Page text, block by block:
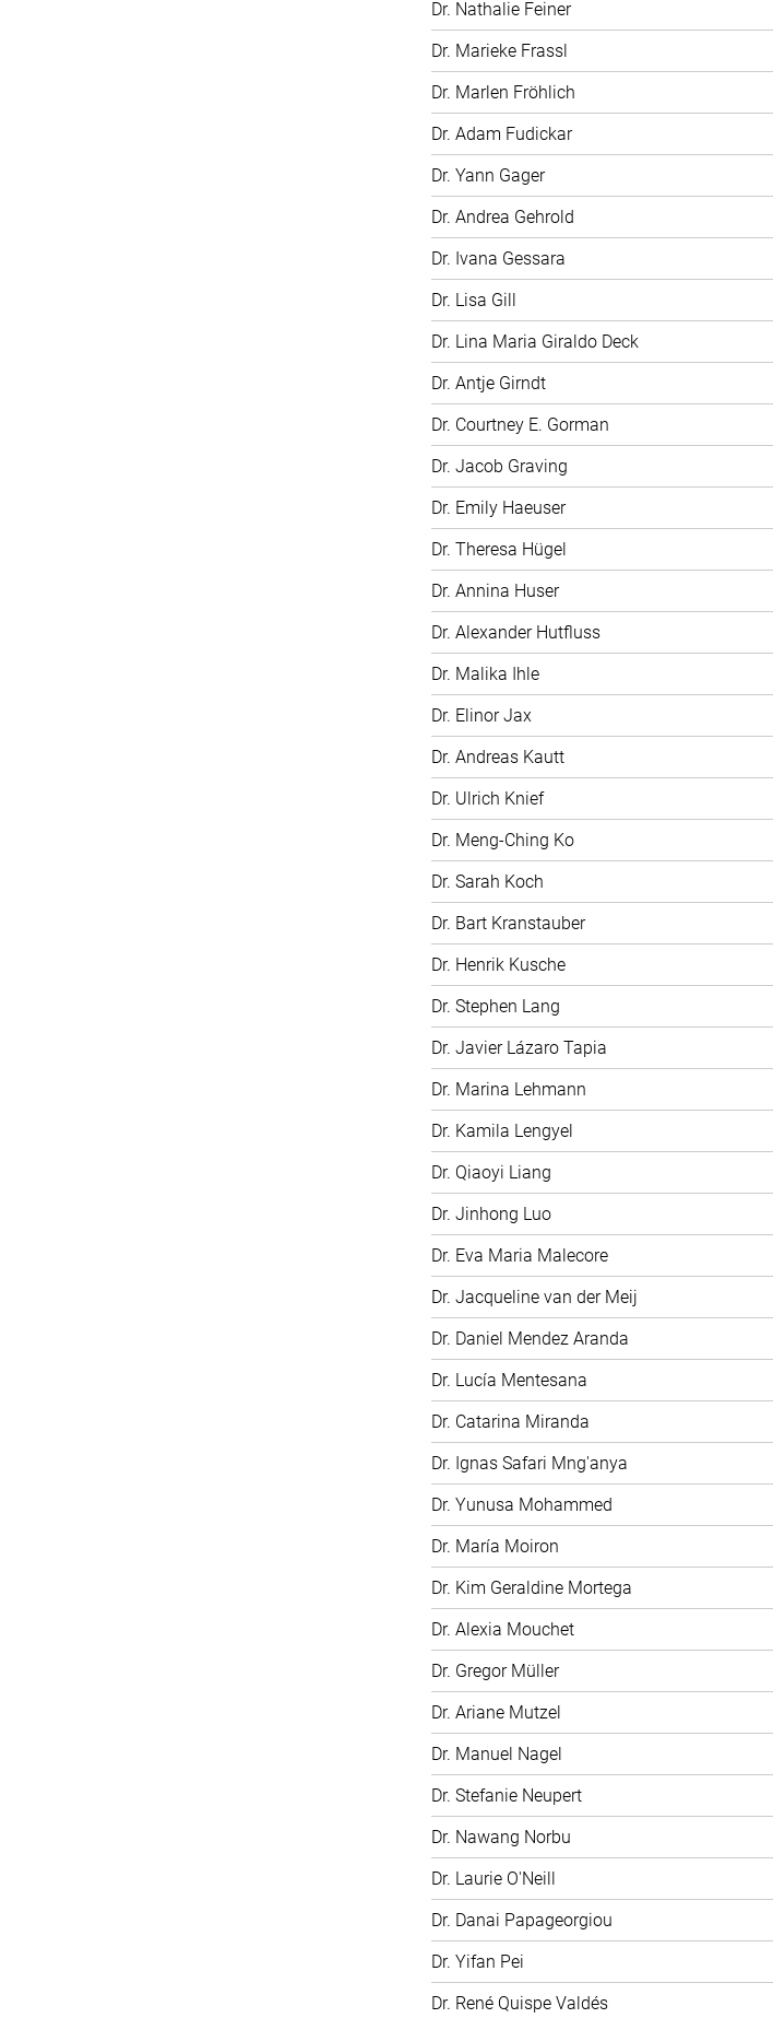
Dr. Nathalie Feiner
Dr. Marieke Frassl
Dr. Marlen Fröhlich
Dr. Adam Fudickar
Dr. Yann Gager
Dr. Andrea Gehrold
Dr. Ivana Gessara
Dr. Lisa Gill
Dr. Lina Maria Giraldo Deck
Dr. Antje Girndt
Dr. Courtney E. Gorman
Dr. Jacob Graving
Dr. Emily Haeuser
Dr. Theresa Hügel
Dr. Annina Huser
Dr. Alexander Hutfluss
Dr. Malika Ihle
Dr. Elinor Jax
Dr. Andreas Kautt
Dr. Ulrich Knief
Dr. Meng-Ching Ko
Dr. Sarah Koch
Dr. Bart Kranstauber
Dr. Henrik Kusche
Dr. Stephen Lang
Dr. Javier Lázaro Tapia
Dr. Marina Lehmann
Dr. Kamila Lengyel
Dr. Qiaoyi Liang
Dr. Jinhong Luo
Dr. Eva Maria Malecore
Dr. Jacqueline van der Meij
Dr. Daniel Mendez Aranda
Dr. Lucía Mentesana
Dr. Catarina Miranda
Dr. Ignas Safari Mng'anya
Dr. Yunusa Mohammed
Dr. María Moiron
Dr. Kim Geraldine Mortega
Dr. Alexia Mouchet
Dr. Gregor Müller
Dr. Ariane Mutzel
Dr. Manuel Nagel
Dr. Stefanie Neupert
Dr. Nawang Norbu
Dr. Laurie O'Neill
Dr. Danai Papageorgiou
Dr. Yifan Pei
Dr. René Quispe Valdés